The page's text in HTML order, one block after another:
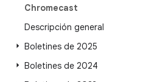
Chromecast
Descripción general
Boletines de 2025
Boletines de 2024